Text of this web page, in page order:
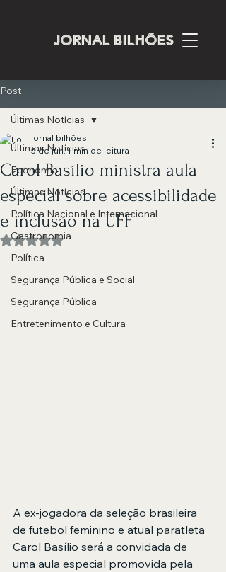
JORNAL BILHÕES
Post
Últimas Notícias
Economia
Últimas Notícias
Política Nacional e Internacional
Gastronomia
Política
Segurança Pública e Social
Segurança Pública
Entretenimento e Cultura
Últimas Notícias
Carol Basílio ministra aula
especial sobre acessibilidade
e inclusão na UFF
jornal bilhões
5 de jun.1 min de leitura
Avaliado com NaN de 5 estrelas.
A ex-jogadora da seleção brasileira
de futebol feminino e atual paratleta
Carol Basílio será a convidada de
uma aula especial promovida pela